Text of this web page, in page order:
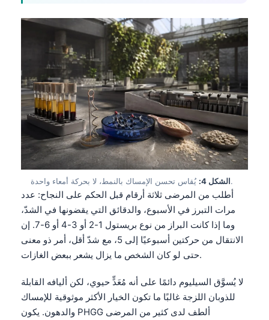
الشكل 4:يُقاس تحسن الإمساك بالنمط، لا بحركة أمعاء واحدة.
أطلب من المرضى ثلاثة أرقام قبل الحكم على النجاح: عدد
مرات التبرز في الأسبوع، والدقائق التي يقضونها في الشدّ،
وما إذا كانت البراز من نوع بريستول 1-2 أو 3-4 أو 6-7. إن
الانتقال من حركتين أسبوعيًا إلى 5، مع شدّ أقل، أمر ذو معنى
حتى لو كان الشخص ما يزال يشعر ببعض الغازات.
لا يُسوَّق السيليوم دائمًا على أنه مُعَدٍّ حيوي، لكن أليافه القابلة
للذوبان اللزجة غالبًا ما تكون الخيار الأكثر موثوقية للإمساك
والدهون. يكون PHGG ألطف لدى كثير من المرضى